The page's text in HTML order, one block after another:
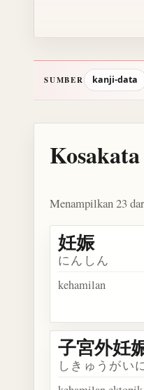
SUMBER kanji-data
Menampilkan 23
妊娠
にんしん
kehamilan
子宮外妊
しきゅうがい